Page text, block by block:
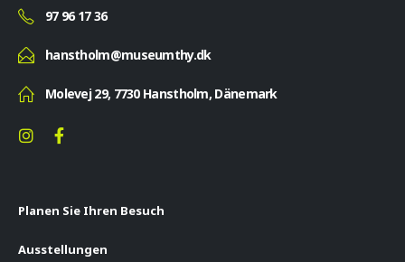
97 96 17 36
hanstholm@museumthy.dk
Molevej 29, 7730 Hanstholm, Dänemark
Planen Sie Ihren Besuch
Ausstellungen